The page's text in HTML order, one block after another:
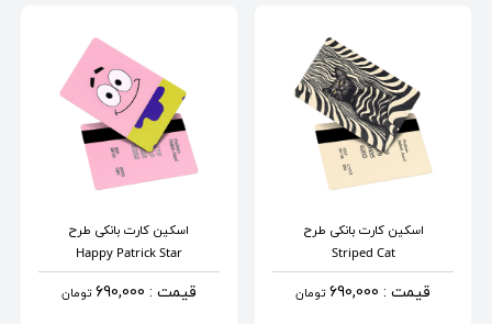
اسکین کارت بانکی طرح
Striped Cat
قیمت : 690,000 تومان
اسکین کارت بانکیطرح
Happy Patrick Star
قیمت : 690,000 تومان